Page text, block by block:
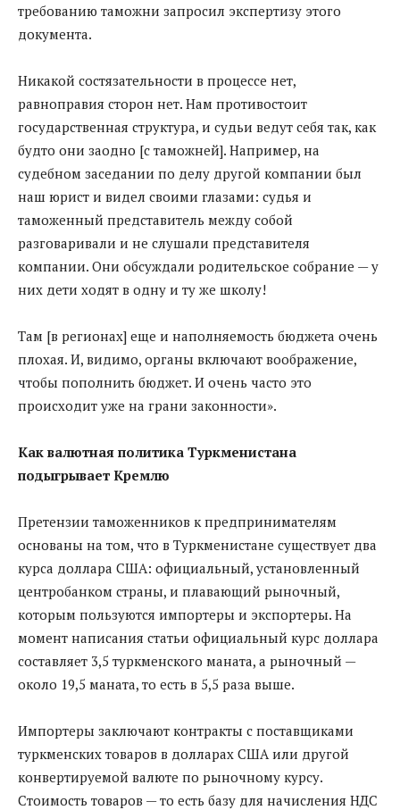
требованию таможни запросил экспертизу этого
документа.
Никакой состязательности в процессе нет,
равноправия сторон нет. Нам противостоит
государственная структура, и судьи ведут себя так, как
будто они заодно [с таможней]. Например, на
судебном заседании по делу другой компании был
наш юрист и видел своими глазами: судья и
таможенный представитель между собой
разговаривали и не слушали представителя
компании. Они обсуждали родительское собрание — у
них дети ходят в одну и ту же школу!
Там [в регионах] еще и наполняемость бюджета очень
плохая. И, видимо, органы включают воображение,
чтобы пополнить бюджет. И очень часто это
происходит уже на грани законности».
Как валютная политика Туркменистана
подыгрывает Кремлю
Претензии таможенников к предпринимателям
основаны на том, что в Туркменистане существует два
курса доллара США: официальный, установленный
центробанком страны, и плавающий рыночный,
которым пользуются импортеры и экспортеры. На
момент написания статьи официальный курс доллара
составляет 3,5 туркменского маната, а рыночный —
около 19,5 маната, то есть в 5,5 раза выше.
Импортеры заключают контракты с поставщиками
туркменских товаров в долларах США или другой
конвертируемой валюте по рыночному курсу.
Стоимость товаров — то есть базу для начисления НДС